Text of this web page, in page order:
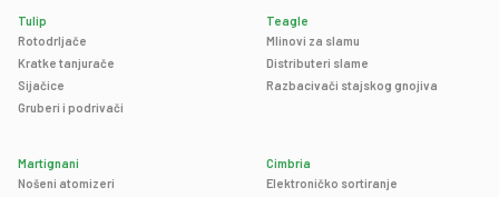
Tulip
Rotodrljače
Kratke tanjurače
Sijačice
Gruberi i podrivači
Teagle
Mlinovi za slamu
Distributeri slame
Razbacivači stajskog gnojiva
Martignani
Nošeni atomizeri
Cimbria
Elektroničko sortiranje